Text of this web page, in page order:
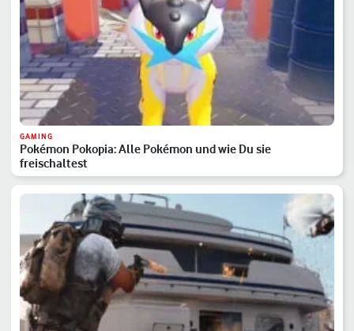
GAMING
Pokémon Pokopia: Alle Pokémon und wie Du sie
freischaltest